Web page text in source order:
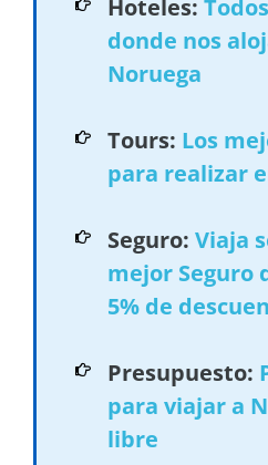
Hoteles:
donde nos
Noruega
Tours: Los
para realizar
Seguro: Viaja
mejor Seguro
5% de
Presupuesto:
para viajar a
libre